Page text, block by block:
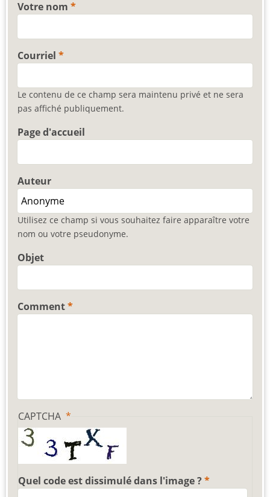
Votre nom
Courriel
Le contenu de ce champ sera maintenu privé et ne sera
pas affiché publiquement.
Page d'accueil
Auteur
Utilisez ce champ si vous souhaitez faire apparaître votre
nom ou votre pseudonyme.
Objet
Comment
CAPTCHA
Quel code est dissimulé dans l'image ?